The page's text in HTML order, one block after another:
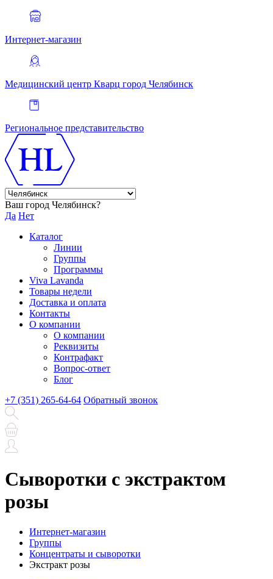
Интернет-магазин
Медицинский центр Кварц город Челябинск
Региональное представительство
Ваш город Челябинск?
Да Нет
Каталог
Линии
Группы
Программы
Viva Lavanda
Товары недели
Доставка и оплата
Контакты
О компании
О компании
Реквизиты
Контрафакт
Вопрос-ответ
Блог
+7 (351) 265-64-64 Обратный звонок
Сыворотки с экстрактом
розы
Интернет-магазин
Группы
Концентраты и сыворотки
Экстракт розы